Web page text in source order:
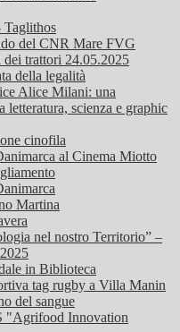
del CNR Mare FVG
dei trattori 24.05.2025
della legalità
Alice Milani: una
letteratura, scienza e graphic
cinofila
al Cinema Miotto
Martina
nel nostro Territorio” –
in Biblioteca
tag rugby a Villa Manin
del sangue
"Agrifood Innovation